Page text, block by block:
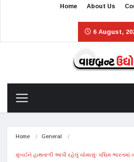
Home About Us
6 August,
Home General
મુંબઈને હાથતાળી આપી રહેલું ચોમાસુંઃ પશ્ચિમ ભારતમાં